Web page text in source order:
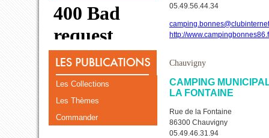
Les Collections
Les Thèmes
Commander
05.49.56.44.34
http://
Chauvigny
CAMPING
LA FONTAINE
Rue de la Fontaine
86300 Chauvigny
05.49.46.31.94